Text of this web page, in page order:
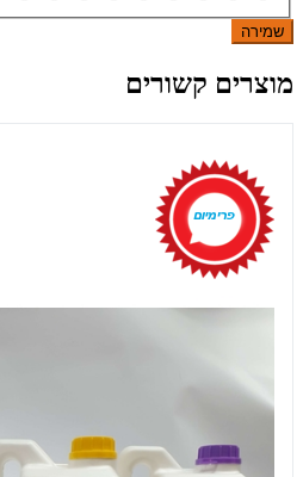
שמירה
מוצרים קשורים